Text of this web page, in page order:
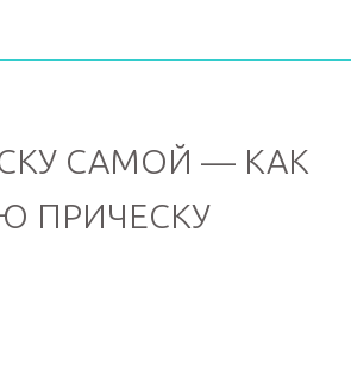
САМОЙ — КАК
ПРИЧЕСКУ